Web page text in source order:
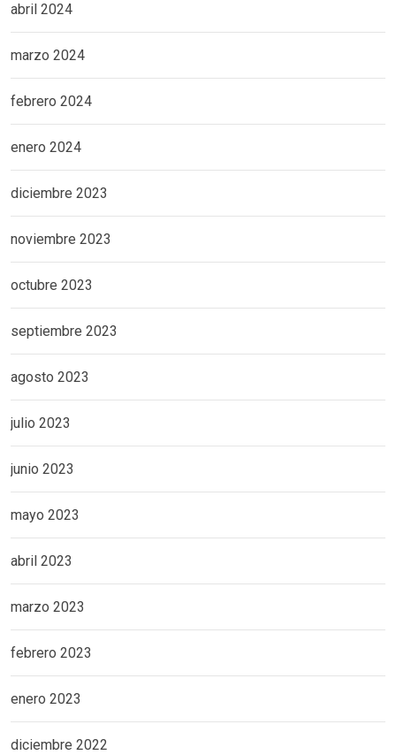
abril 2024
marzo 2024
febrero 2024
enero 2024
diciembre 2023
noviembre 2023
octubre 2023
septiembre 2023
agosto 2023
julio 2023
junio 2023
mayo 2023
abril 2023
marzo 2023
febrero 2023
enero 2023
diciembre 2022